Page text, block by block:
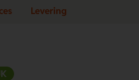
Levering